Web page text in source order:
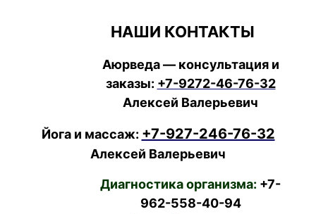
НАШИ КОНТАКТЫ
Аюрведа — консультация и
заказы: +7-9272-46-76-32
Алексей Валерьевич
Йога и массаж: +7-927-246-76-32
Алексей Валерьевич
Диагностика организма: +7-
962-558-40-94